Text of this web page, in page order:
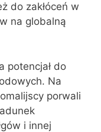
do zakłóceń w
na globalną
potencjał do
Na
porwali
i innej